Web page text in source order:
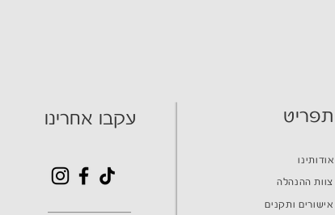
עקבו אחרינו תפריט
צוות ההנהלה
אודותינו
אישורים ותקנים